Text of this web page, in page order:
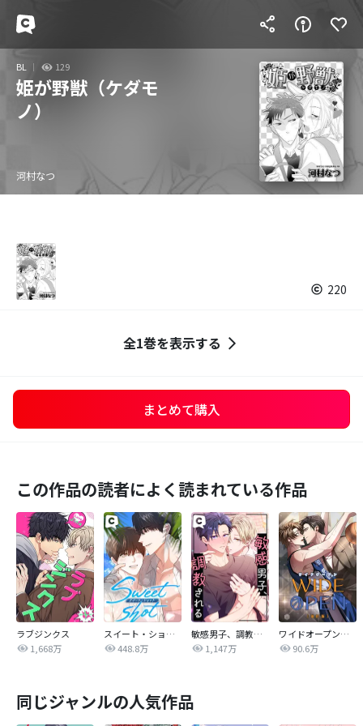
BL 129
姫が野獣（ケダモ
ノ）
河村なつ
220
全1巻を表示する
まとめて購入
この作品の読者によく読まれている作品
ラブジンクス
1,668万
スイート・ショット
448.8万
敏感男子、調教される
1,147万
ワイドオープン【改訂版】
90.6万
同じジャンルの人気作品